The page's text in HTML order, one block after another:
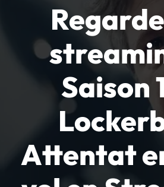
Saison
Attentat